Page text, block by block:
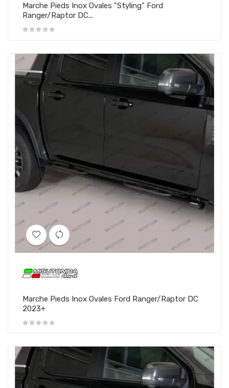
Marche Pieds Inox Ovales "Styling" Ford
Ranger/Raptor DC...
Marche Pieds Inox Ovales Ford Ranger/Raptor DC
2023+